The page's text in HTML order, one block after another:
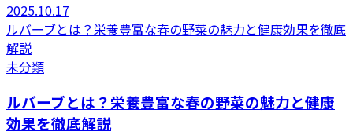
2025.10.17
ルバーブとは？栄養豊富な春の野菜の魅力と健康効果を徹底
解説
未分類
ルバーブとは？栄養豊富な春の野菜の魅力と健康
効果を徹底解説